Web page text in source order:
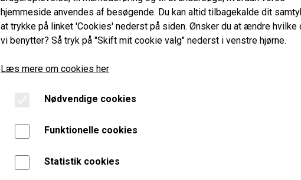
Bagbro Monterings Kit -
Varenummer: MS44
Kun aksler og bøsninger uden støbejerns beslag
Til model hvor de to forreste støbejerns bøjler er med en
Forventet leveringstid:
hjemmeside anvendes af besøgende. Du kan altid tilbagekalde dit
at trykke på linket 'Cookies' nederst på siden. Ønsker du at ændre hvilke
vi benytter? Så tryk på "Skift mit cookie valg" nederst i venstre hjørne.
Læs mere om cookies her
Nødvendige cookies
Funktionelle cookies
Statistik cookies